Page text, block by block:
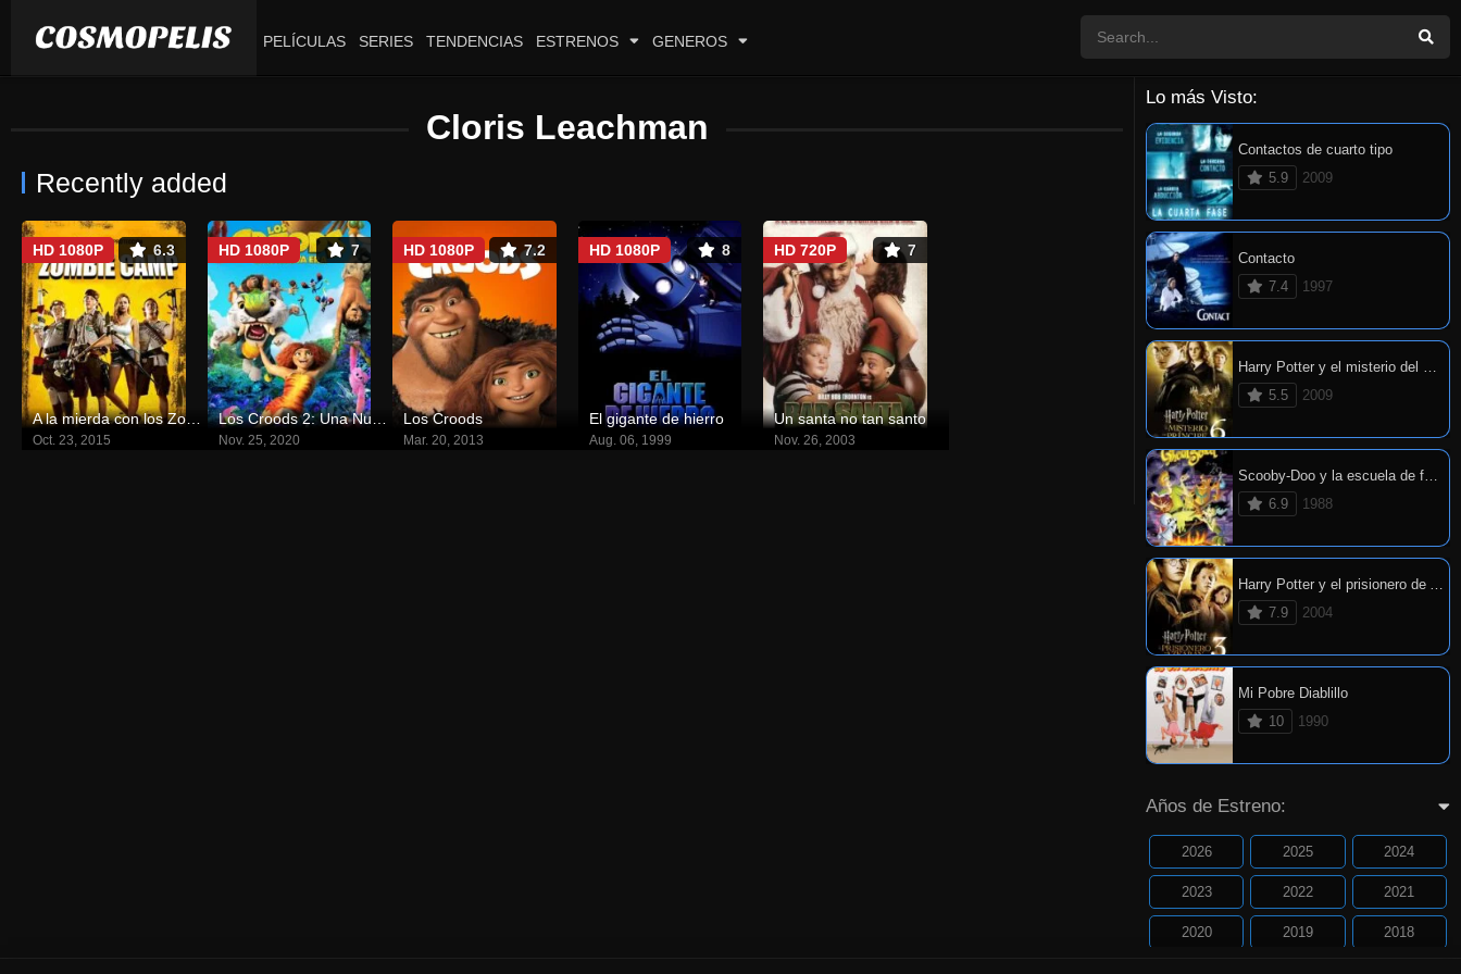
PELÍCULAS SERIES TENDENCIAS ESTRENOS GENEROS
Cloris Leachman
Recently added
6.3
HD 1080P
Oct. 23, 2015
7
HD 1080P
Nov. 25, 2020
7.2
HD 1080P
Los Croods
Mar. 20, 2013
8
HD 1080P
El gigante de hierro
Aug. 06, 1999
7
HD 720P
Un santa no tan santo
Nov. 26, 2003
Lo más Visto:
Contactos de cuarto tipo
5.9
2009
Contacto
7.4
1997
Harry Potter y el misterio del príncipe
5.5
2009
Scooby-Doo y la escuela de fantasmas
6.9
1988
Harry Potter y el prisionero de Azkaban
7.9
2004
Mi Pobre Diablillo
10
1990
Años de Estreno:
2026 2025 2024
2023 2022 2021
2020 2019 2018